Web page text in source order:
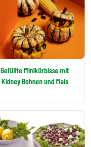
Gefüllte Minikürbisse mit
Kidney Bohnen und Mais